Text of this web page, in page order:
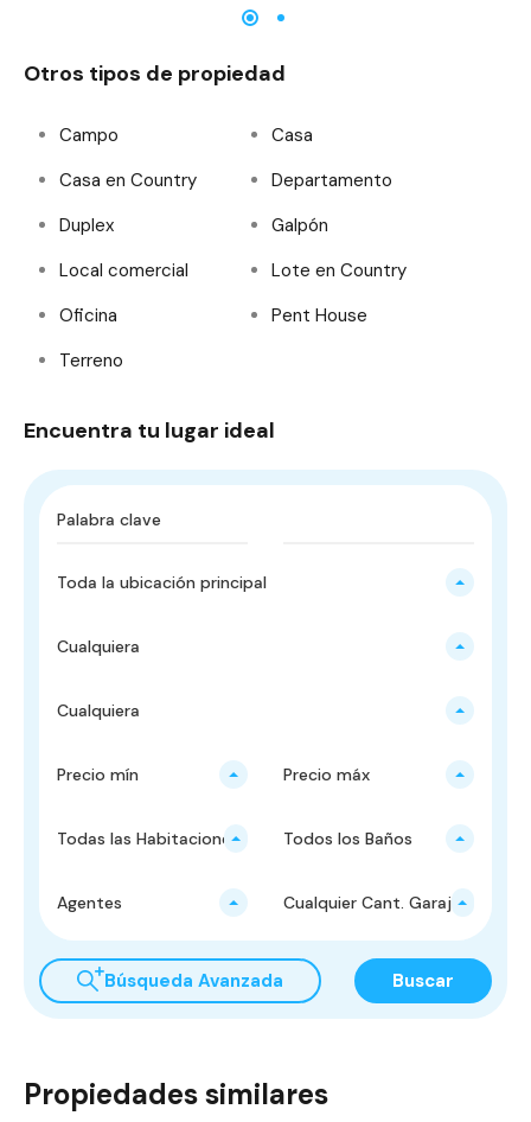
Otros tipos de propiedad
Campo
Casa
Casa en Country
Departamento
Duplex
Galpón
Local comercial
Lote en Country
Oficina
Pent House
Terreno
Encuentra tu lugar ideal
Toda la ubicación principal
Cualquiera
Cualquiera
Precio mín Precio máx
Todas las Habitaciones Todos los Baños
Agentes Cualquier Cant. Garajes
Búsqueda Avanzada Buscar
Propiedades similares